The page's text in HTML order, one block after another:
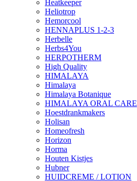
Heatkeeper
Heliotrop
Hemorcool
HENNAPLUS 1-2-3
Herbelle
Herbs4You
HERPOTHERM
High Quality
HIMALAYA
Himalaya
Himalaya Botanique
HIMALAYA ORAL CARE
Hoestdrankmakers
Holisan
Homeofresh
Horizon
Horma
Houten Kistjes
Hubner
HUIDCREME / LOTION